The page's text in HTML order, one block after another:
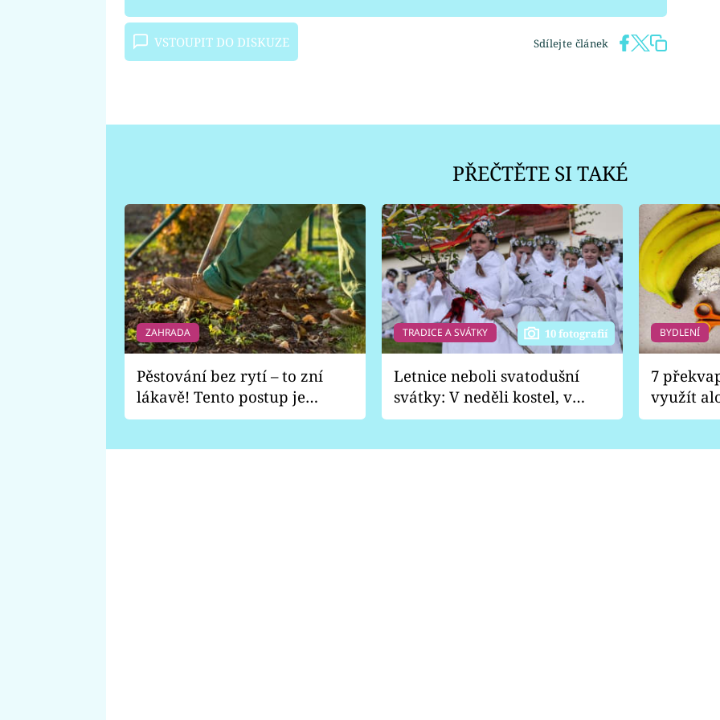
VSTOUPIT DO DISKUZE Sdílejte článek
PŘEČTĚTE SI TAKÉ
ZAHRADA
Pěstování bez rytí – to zní
lákavě! Tento postup je
vhodný jen pro některé
TRADICE A SVÁTKY 10 fotografií
Letnice neboli svatodušní
svátky: V neděli kostel, v
pondělí zábava
BYDLENÍ
7
využít